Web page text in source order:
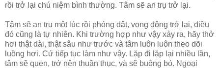
rồi trở lại chú niệm bình thường. Tâm sẽ an trụ trở lại.
Tâm sẽ an trụ một lúc rồi phóng dật, vọng động trở lại, điều
đó cũng là tự nhiên. Khi trường hợp như vậy xảy ra, hãy thở
hơi thật dài, thật sâu như trước và tâm luôn luôn theo dõi
luồng hơi. Cứ tiếp tục làm như vậy. Lặp đi lặp lại nhiều lần,
tâm sẽ quen, trở nên thuần thục, và sẽ buông bỏ. Ngoại